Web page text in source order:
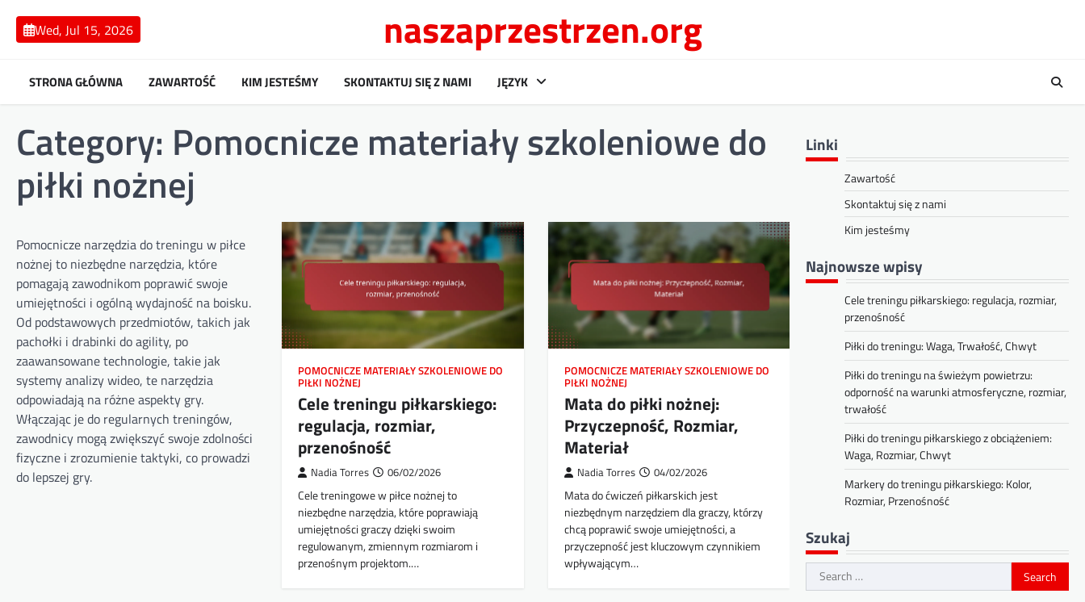
content
Wed, Jul 15, 2026 naszaprzestrzen.org
STRONA GŁÓWNA ZAWARTOŚĆ KIM JESTEŚMY SKONTAKTUJ SIĘ Z NAMI JĘZYK
Category: Pomocnicze materiały szkoleniowe do
piłki nożnej
Pomocnicze narzędzia do treningu w piłce
nożnej to niezbędne narzędzia, które
pomagają zawodnikom poprawić swoje
umiejętności i ogólną wydajność na boisku.
Od podstawowych przedmiotów, takich jak
pachołki i drabinki do agility, po
zaawansowane technologie, takie jak
systemy analizy wideo, te narzędzia
odpowiadają na różne aspekty gry.
Włączając je do regularnych treningów,
zawodnicy mogą zwiększyć swoje zdolności
fizyczne i zrozumienie taktyki, co prowadzi
do lepszej gry.
POMOCNICZE MATERIAŁY SZKOLENIOWE DO
PIŁKI NOŻNEJ
Cele treningu piłkarskiego:
regulacja, rozmiar,
przenośność
Nadia Torres 06/02/2026
Cele treningowe w piłce nożnej to
niezbędne narzędzia, które poprawiają
umiejętności graczy dzięki swoim
regulowanym, zmiennym rozmiarom i
przenośnym projektom.…
POMOCNICZE MATERIAŁY SZKOLENIOWE DO
PIŁKI NOŻNEJ
Mata do piłki nożnej:
Przyczepność, Rozmiar,
Materiał
Nadia Torres 04/02/2026
Mata do ćwiczeń piłkarskich jest
niezbędnym narzędziem dla graczy, którzy
chcą poprawić swoje umiejętności, a
przyczepność jest kluczowym czynnikiem
wpływającym…
Linki
Zawartość
Skontaktuj się z nami
Kim jesteśmy
Najnowsze wpisy
Cele treningu piłkarskiego: regulacja, rozmiar,
przenośność
Piłki do treningu: Waga, Trwałość, Chwyt
Piłki do treningu na świeżym powietrzu:
odporność na warunki atmosferyczne, rozmiar,
trwałość
Piłki do treningu piłkarskiego z obciążeniem:
Waga, Rozmiar, Chwyt
Markery do treningu piłkarskiego: Kolor,
Rozmiar, Przenośność
Szukaj
Search
for: